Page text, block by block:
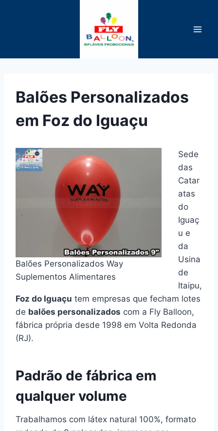
Balões Personalizados
em Foz do Iguaçu
Balões Personalizados Way
Suplementos Alimentares
Sede
das
Catar
atas
do
Iguaç
u e
da
Usina
de
Itaipu,
Foz do Iguaçu tem empresas que fecham lotes
de balões personalizados com a Fly Balloon,
fábrica própria desde 1998 em Volta Redonda
(RJ).
Padrão de fábrica em
qualquer volume
Trabalhamos com látex natural 100%, formato